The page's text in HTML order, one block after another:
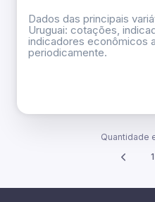
Dados das principais
Uruguai: cotações,
indicadores econômicos
periodicamente.
Quantidade